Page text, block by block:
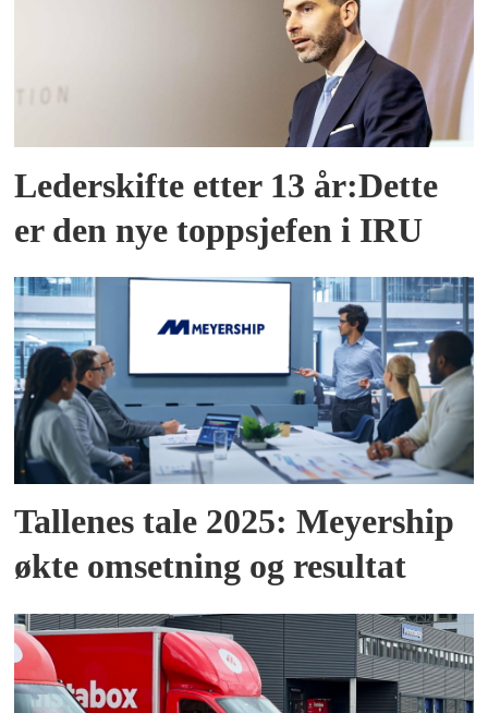
Lederskifte etter 13 år:Dette
er den nye toppsjefen i IRU
Tallenes tale 2025: Meyership
økte omsetning og resultat